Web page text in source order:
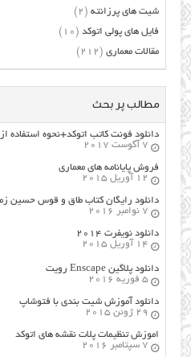
شیت های پرزانته (2)
فایل های پولی اتوکد (10)
مقالات معماری (212)
مطالب پر بحث
دانلود فونت کاتب اتوکد+نحوه استفاده
7 آگوست 2017
فروش پایانامه های معماری
12 آوریل 2015
دانلود رایگان کتاب طاق و قوس حسین
7 نوامبر 2016
دانلود نویفرت ۲۰۱۴
14 آوریل 2015
دانلود پلاگین Enscape رویت
5 فوریه 2016
دانلود آموزش شیت بندی با فتوشاپ
29 ژوئن 2015
اموزش تنظیمات پلات نقشه های اتوکد
7 سپتامبر 2016